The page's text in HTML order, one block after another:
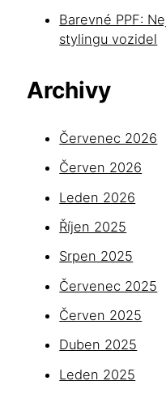
Barevné PPF:
stylingu vozidel
Archivy
Červenec 2026
Červen 2026
Leden 2026
Říjen 2025
Srpen 2025
Červenec 2025
Červen 2025
Duben 2025
Leden 2025